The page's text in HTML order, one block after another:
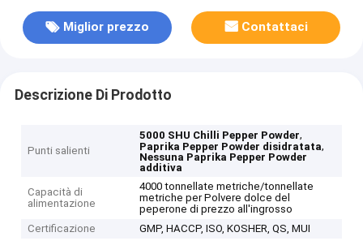
Miglior prezzo Contattaci
Descrizione Di Prodotto
Punti salienti
5000 SHU Chilli Pepper Powder,
Paprika Pepper Powder disidratata,
Nessuna Paprika Pepper Powder
additiva
Capacità di
alimentazione
4000 tonnellate metriche/tonnellate
metriche per Polvere dolce del
peperone di prezzo all'ingrosso
Certificazione
GMP, HACCP, ISO, KOSHER, QS, MUI